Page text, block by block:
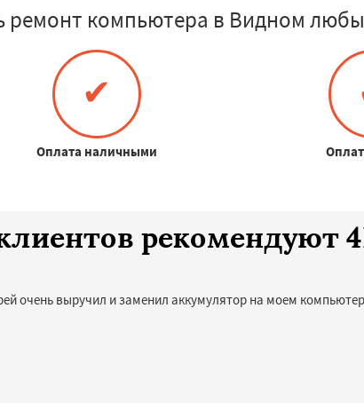
ремонт компьютера в Видном
✔
Оплата наличными
рекомендуют
очень выручил и заменил аккумулятор на моем